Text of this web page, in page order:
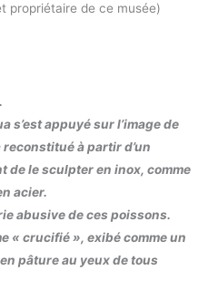
propriétaire de ce musée)
s’est appuyé sur l’image de
reconstitué à partir d’un
de le sculpter en inox, comme
acier.
abusive de ces poissons.
« crucifié », exibé comme un
pâture au yeux de tous